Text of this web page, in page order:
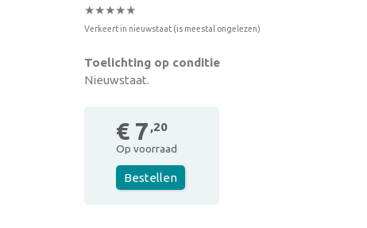
★★★★★
Verkeert in nieuwstaat (is meestal ongelezen)
Toelichting op conditie
Nieuwstaat.
€ 7 ,20
Op voorraad
Bestellen